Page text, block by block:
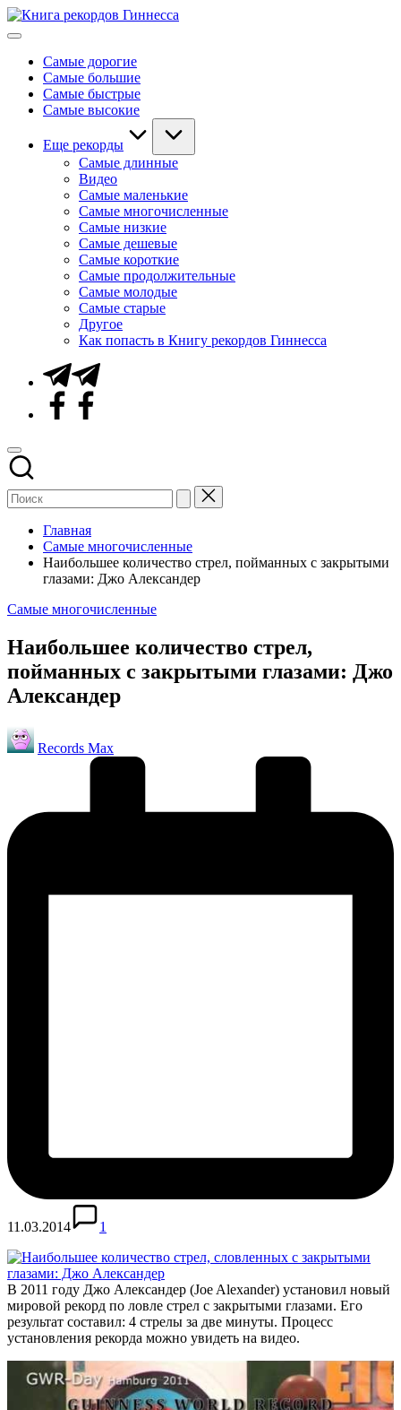
Перейти
к
Мировые
ГиннессаСамые дорогие
Самые большие
Самые быстрые
Самые высокие
Еще рекорды
Самые длинные
Видео
Самые маленькие
Самые многочисленные
Самые низкие
Самые дешевые
Самые короткие
Самые продолжительные
Самые молодые
Самые старые
Другое
Как попасть в Книгу рекордов Гиннесса
Telegram
Facebook
Главная
Самые многочисленные
Наибольшее количество стрел, пойманных с закрытыми
глазами: Джо Александер
Опубликовано
Самые многочисленные
Наибольшее количество стрел,
пойманных с закрытыми глазами: Джо
Александер
Запись
от
Records Max
11.03.2014 1
В 2011 году Джо Александер (Joe Alexander) установил новый
мировой рекорд по ловле стрел с закрытыми глазами. Его
результат составил: 4 стрелы за две минуты. Процесс
установления рекорда можно увидеть на видео.